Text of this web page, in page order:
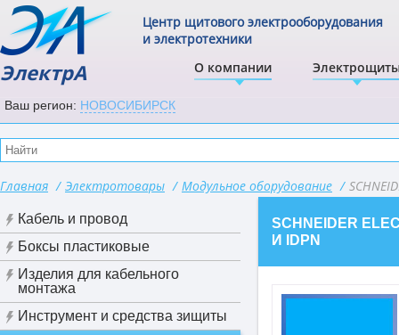
ЭлектрА О компании
Центр щитового электрооборудования
и электротехники
Ваш регион: НОВОСИБИРСК
Главная / Электротовары / Модульное оборудование /
Кабель и провод
Боксы пластиковые
Изделия для кабельного
монтажа
Инструмент и средства зищиты
SCHNEIDER
И IDPN